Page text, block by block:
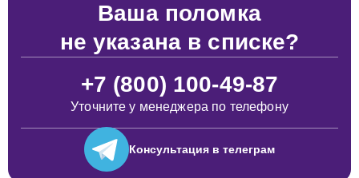
Ваша поломка
не указана в списке?
+7 (800) 100-49-87
Уточните у менеджера по телефону
Консультация в телеграм